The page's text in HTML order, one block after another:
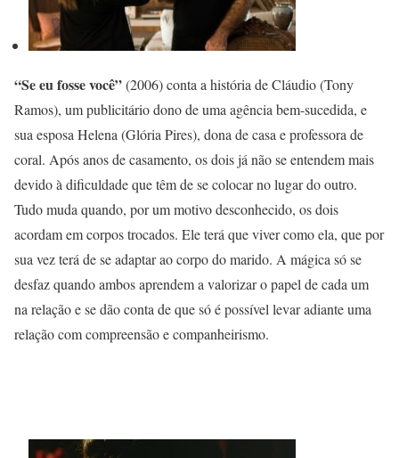
“Se eu fosse você”(2006) conta a história de Cláudio (Tony
Ramos), um publicitário dono de uma agência bem-sucedida, e
sua esposa Helena (Glória Pires), dona de casa e professora de
coral. Após anos de casamento, os dois já não se entendem mais
devido à dificuldade que têm de se colocar no lugar do outro.
Tudo muda quando, por um motivo desconhecido, os dois
acordam em corpos trocados. Ele terá que viver como ela, que por
sua vez terá de se adaptar ao corpo do marido. A mágica só se
desfaz quando ambos aprendem a valorizar o papel de cada um
na relação e se dão conta de que só é possível levar adiante uma
relação com compreensão e companheirismo.